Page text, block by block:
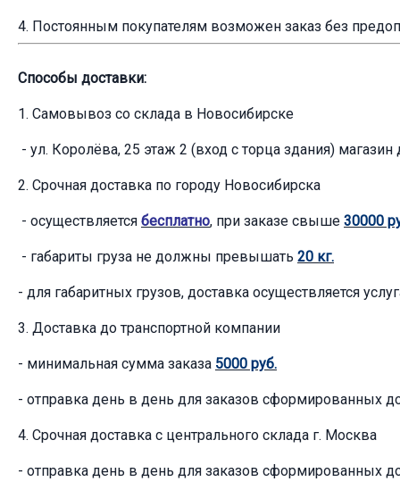
4. Постоянным покупателям возможен заказ без
Способы доставки:
1. Самовывоз со склада в Новосибирске
- ул. Королёва, 25 этаж 2 (вход с торца здания)
2. Срочная доставка по городу Новосибирска
- осуществляется бесплатно, при заказе свыше 30000
- габариты груза не должны превышать 20 кг.
- для габаритных грузов, доставка осуществляется
3. Доставка до транспортной компании
- минимальная сумма заказа 5000 руб.
- отправка день в день для заказов сформированных
4. Срочная доставка с центрального склада г. Москва
- отправка день в день для заказов сформированных